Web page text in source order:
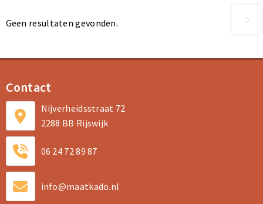
Geen resultaten gevonden.
Contact
Nijverheidsstraat 72
2288 BB Rijswijk
06 24 72 89 87
info@maatkado.nl